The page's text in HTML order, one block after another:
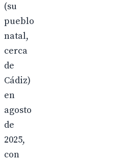
(su
pueblo
natal,
cerca
de
Cádiz)
en
agosto
de
2025,
con